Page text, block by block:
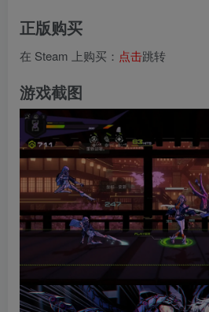
正版购买
在 Steam 上购买： 点击跳转
游戏截图